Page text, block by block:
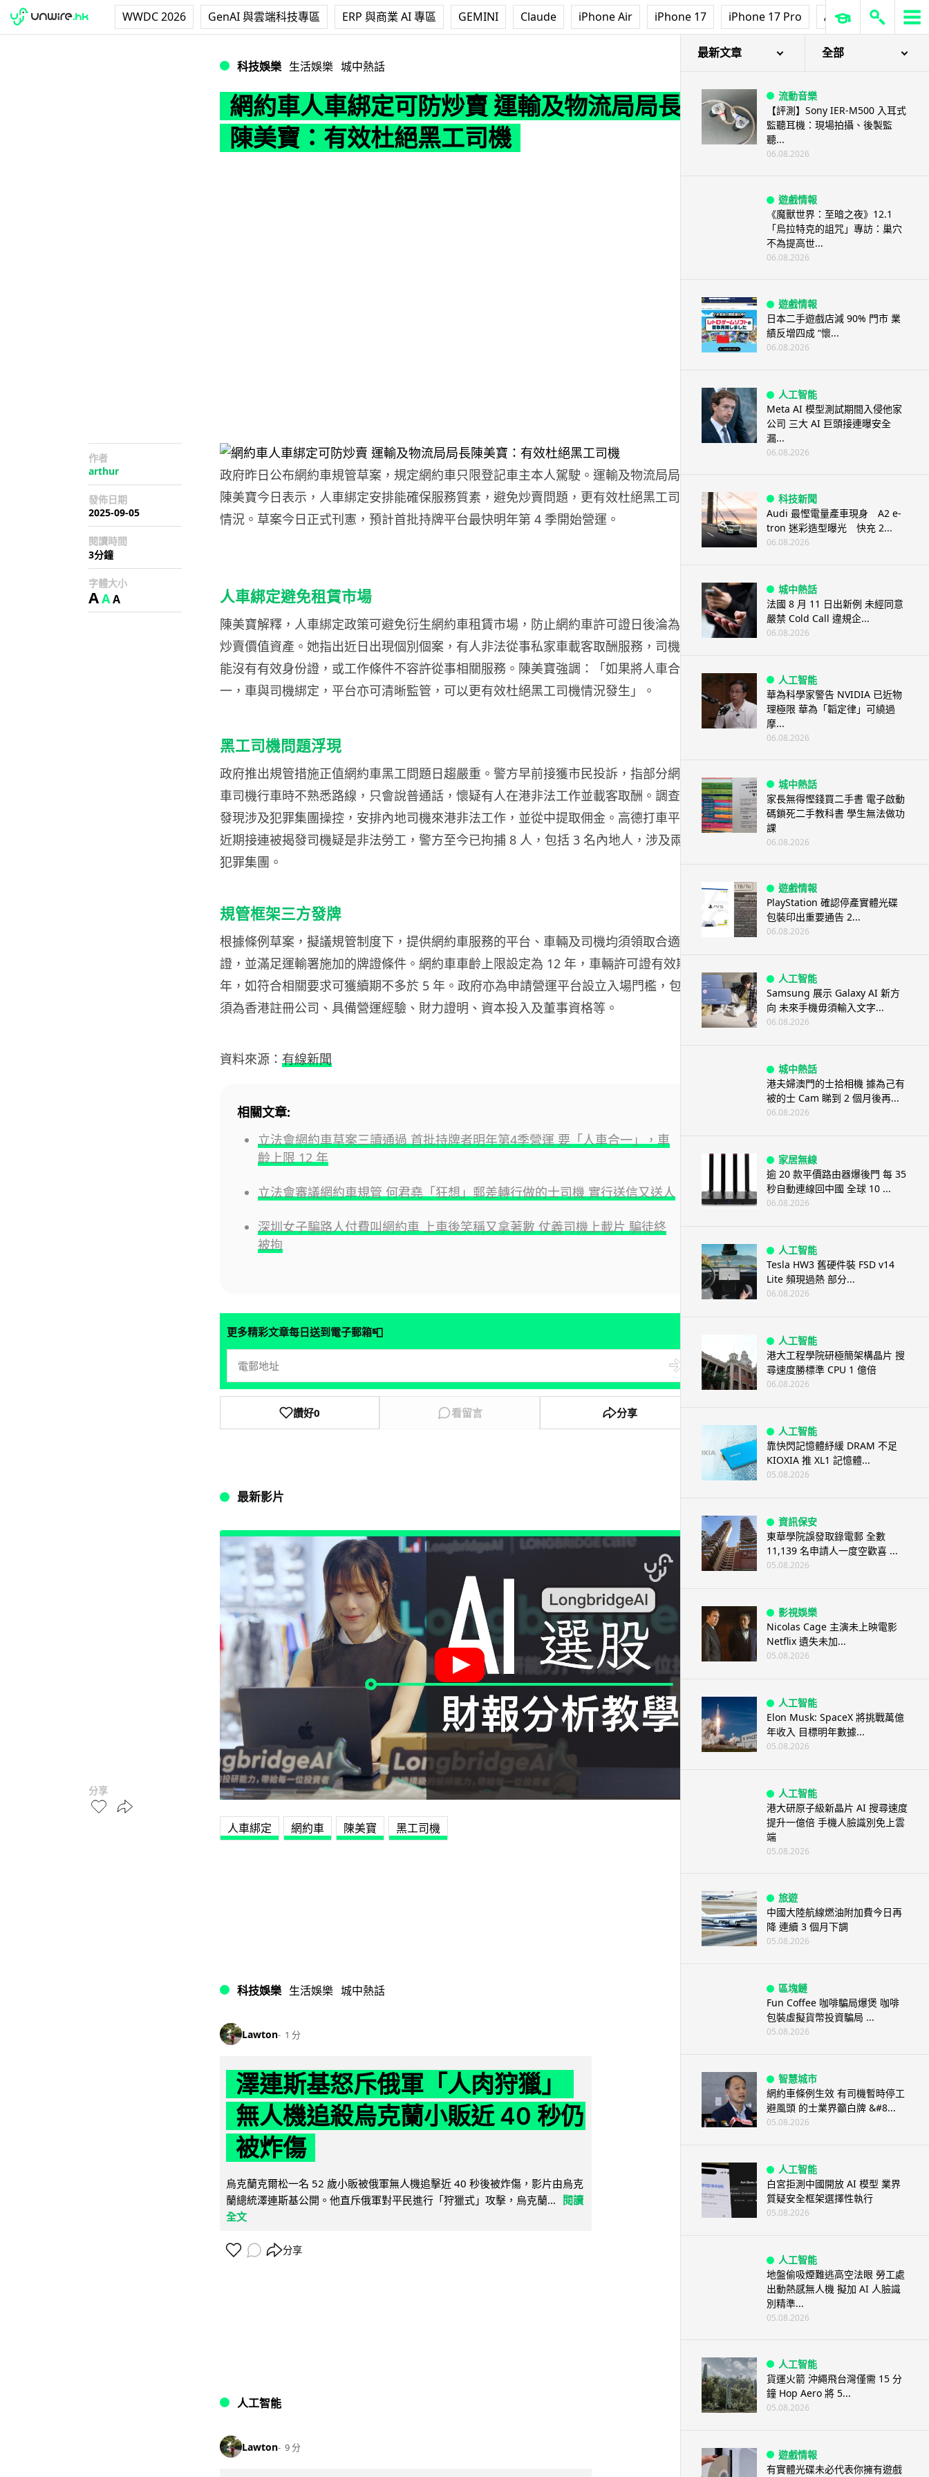
WWDC 2026 GenAI 與雲端科技專區 ERP 與商業 AI 專區 GEMINI Claude iPhone Air iPhone 17 iPhone 17 Pro AirPods Pro 3
科技娛樂 生活娛樂 城中熱話
網約車人車綁定可防炒賣 運輸及物流局局長
陳美寶：有效杜絕黑工司機
作者
arthur
發佈日期
2025-09-05
閱讀時間
3分鐘
字體大小
AAA
分享
政府昨日公布網約車規管草案，規定網約車只限登記車主本人駕駛。運輸及物流局局長
陳美寶今日表示，人車綁定安排能確保服務質素，避免炒賣問題，更有效杜絕黑工司機
情況。草案今日正式刊憲，預計首批持牌平台最快明年第 4 季開始營運。
人車綁定避免租賃市場
陳美寶解釋，人車綁定政策可避免衍生網約車租賃市場，防止網約車許可證日後淪為具
炒賣價值資產。她指出近日出現個別個案，有人非法從事私家車載客取酬服務，司機可
能沒有有效身份證，或工作條件不容許從事相關服務。陳美寶強調：「如果將人車合
一，車與司機綁定，平台亦可清晰監管，可以更有效杜絕黑工司機情況發生」。
黑工司機問題浮現
政府推出規管措施正值網約車黑工問題日趨嚴重。警方早前接獲市民投訴，指部分網約
車司機行車時不熟悉路線，只會說普通話，懷疑有人在港非法工作並載客取酬。調查後
發現涉及犯罪集團操控，安排內地司機來港非法工作，並從中提取佣金。高德打車平台
近期接連被揭發司機疑是非法勞工，警方至今已拘捕 8 人，包括 3 名內地人，涉及兩個
犯罪集團。
規管框架三方發牌
根據條例草案，擬議規管制度下，提供網約車服務的平台、車輛及司機均須領取合適牌
證，並滿足運輸署施加的牌證條件。網約車車齡上限設定為 12 年，車輛許可證有效期 1
年，如符合相關要求可獲續期不多於 5 年。政府亦為申請營運平台設立入場門檻，包括
須為香港註冊公司、具備營運經驗、財力證明、資本投入及董事資格等。
資料來源： 有線新聞
相關文章:
立法會網約車草案三讀通過 首批持牌者明年第4季營運 要「人車合一」，車
齡上限 12 年
立法會審議網約車規管 何君堯「狂想」郵差轉行做的士司機 實行送信又送人
深圳女子騙路人付費叫網約車 上車後笑稱又拿著數 仗義司機上載片 騙徒終
被拘
更多精彩文章每日送到電子郵箱📮
讚好0 看留言 分享
最新影片
人車綁定 網約車 陳美寶 黑工司機
科技娛樂 生活娛樂 城中熱話
Lawton 1 分
澤連斯基怒斥俄軍「人肉狩獵」
無人機追殺烏克蘭小販近 40 秒仍
被炸傷
烏克蘭克爾松一名 52 歲小販被俄軍無人機追擊近 40 秒後被炸傷，影片由烏克
蘭總統澤連斯基公開。他直斥俄軍對平民進行「狩獵式」攻擊，烏克蘭...
閱讀
全文
分享
人工智能
Lawton 9 分
最新文章 全部
流動音樂
【評測】Sony IER-M500 入耳式
監聽耳機：現場拍攝、後製監
聽...
06.08.2026
遊戲情報
《魔獸世界：至暗之夜》12.1
「烏拉特克的詛咒」專訪：巢穴
不為提高世...
06.08.2026
遊戲情報
日本二手遊戲店減 90% 門市 業
績反增四成 “懷...
06.08.2026
人工智能
Meta AI 模型測試期間入侵他家
公司 三大 AI 巨頭接連曝安全
漏...
06.08.2026
科技新聞
Audi 最慳電量產車現身 A2 e-
tron 迷彩造型曝光 快充 2...
06.08.2026
城中熱話
法國 8 月 11 日出新例 未經同意
嚴禁 Cold Call 違規企...
06.08.2026
人工智能
華為科學家警告 NVIDIA 已近物
理極限 華為「韜定律」可繞過
摩...
06.08.2026
城中熱話
家長無得慳錢買二手書 電子啟動
碼鎖死二手教科書 學生無法做功
課
06.08.2026
遊戲情報
PlayStation 確認停產實體光碟
包裝印出重要通告 2...
06.08.2026
人工智能
Samsung 展示 Galaxy AI 新方
向 未來手機毋須輸入文字...
06.08.2026
城中熱話
港夫婦澳門的士拾相機 據為己有
被的士 Cam 睇到 2 個月後再...
06.08.2026
家居無線
逾 20 款平價路由器爆後門 每 35
秒自動連線回中國 全球 10 ...
06.08.2026
人工智能
Tesla HW3 舊硬件裝 FSD v14
Lite 頻現過熱 部分...
06.08.2026
人工智能
港大工程學院研極簡架構晶片 搜
尋速度勝標準 CPU 1 億倍
06.08.2026
人工智能
靠快閃記憶體紓緩 DRAM 不足
KIOXIA 推 XL1 記憶體...
05.08.2026
資訊保安
東華學院誤發取錄電郵 全數
11,139 名申請人一度空歡喜 ...
05.08.2026
影視娛樂
Nicolas Cage 主演未上映電影
Netflix 遺失未加...
05.08.2026
人工智能
Elon Musk: SpaceX 將挑戰萬億
年收入 目標明年數據...
05.08.2026
人工智能
港大研原子級新晶片 AI 搜尋速度
提升一億倍 手機人臉識別免上雲
端
05.08.2026
旅遊
中國大陸航線燃油附加費今日再
降 連續 3 個月下調
05.08.2026
區塊鏈
Fun Coffee 咖啡騙局爆煲 咖啡
包裝虛擬貨幣投資騙局 ...
05.08.2026
智慧城市
網約車條例生效 有司機暫時停工
避風頭 的士業界籲白牌 &#8...
05.08.2026
人工智能
白宮拒測中國開放 AI 模型 業界
質疑安全框架選擇性執行
05.08.2026
人工智能
地盤偷吸煙難逃高空法眼 勞工處
出動熱感無人機 擬加 AI 人臉識
別精準...
05.08.2026
人工智能
貨運火箭 沖繩飛台灣僅需 15 分
鐘 Hop Aero 將 5...
05.08.2026
遊戲情報
有實體光碟未必代表你擁有遊戲